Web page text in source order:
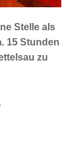
Stelle als
15 Stunden
zu